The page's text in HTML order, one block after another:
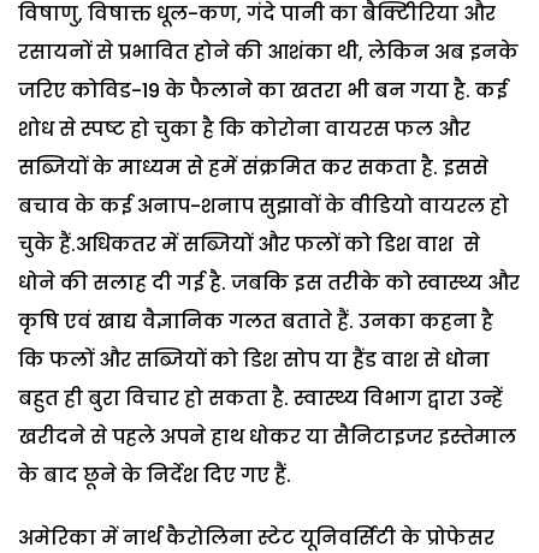
विषाणु, विषाक्त धूल-कण, गंदे पानी का बैक्टिीरिया और
रसायनों से प्रभावित होने की आशंका थी, लेकिन अब इनके
जरिए कोविड-19 के फैलाने का खतरा भी बन गया है. कई
शोध से स्पष्ट हो चुका है कि कोरोना वायरस फल और
सब्जियों के माध्यम से हमें संक्रमित कर सकता है. इससे
बचाव के कई अनाप-शनाप सुझावों के वीडियो वायरल हो
चुके हैं.अधिकतर में सब्जियों और फलों को डिश वाश से
धोने की सलाह दी गई है. जबकि इस तरीके को स्वास्थ्य और
कृषि एवं खाद्य वैज्ञानिक गलत बताते हैं. उनका कहना है
कि फलों और सब्जियों को डिश सोप या हैंड वाश से धोना
बहुत ही बुरा विचार हो सकता है. स्वास्थ्य विभाग द्वारा उन्हें
खरीदने से पहले अपने हाथ धोकर या सैनिटाइजर इस्तेमाल
के बाद छूने के निर्देश दिए गए हैं.
अमेरिका में नार्थ कैरोलिना स्टेट यूनिवर्सिटी के प्रोफेसर